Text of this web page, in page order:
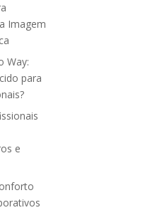
Imagem
Way:
para
e